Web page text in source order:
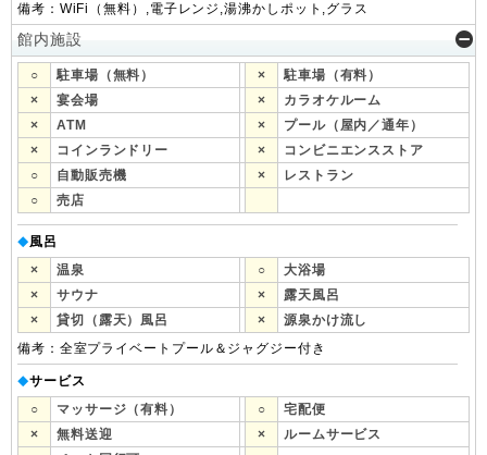
備考：WiFi（無料）,電子レンジ,湯沸かしポット,グラス
館内施設
○ 駐車場（無料） ×
駐車場（有料）
×
宴会場 ×
カラオケルーム
×
ATM ×
プール（屋内／通年）
×
コインランドリー ×
コンビニエンスストア
○
自動販売機 ×
レストラン
○
売店
◆風呂
×
温泉 ○
大浴場
×
サウナ ×
露天風呂
×
貸切（露天）風呂 ×
源泉かけ流し
備考：全室プライベートプール＆ジャグジー付き
◆サービス
○
マッサージ（有料） ○
宅配便
×
無料送迎 ×
ルームサービス